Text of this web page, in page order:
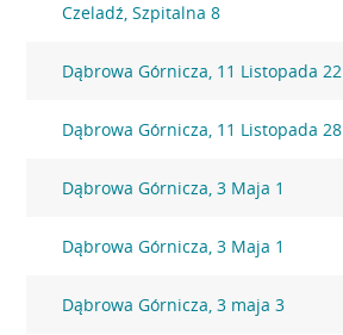
Czeladź, Szpitalna 8
Dąbrowa Górnicza, 11 Listopada 22
Dąbrowa Górnicza, 11 Listopada 28
Dąbrowa Górnicza, 3 Maja 1
Dąbrowa Górnicza, 3 Maja 1
Dąbrowa Górnicza, 3 maja 3